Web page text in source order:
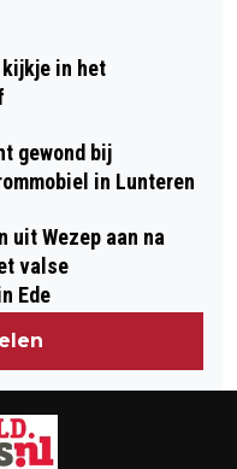
AAN
SPECIALE
VOOR OM
OP TE
TE
kijkje in het
gewond bij
in Lunteren
uit Wezep aan na
valse
Ede